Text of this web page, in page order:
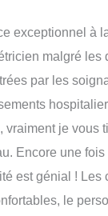
exceptionnel à
malgré les
par les
vraiment je vous
Encore une fois
est génial ! Les
le